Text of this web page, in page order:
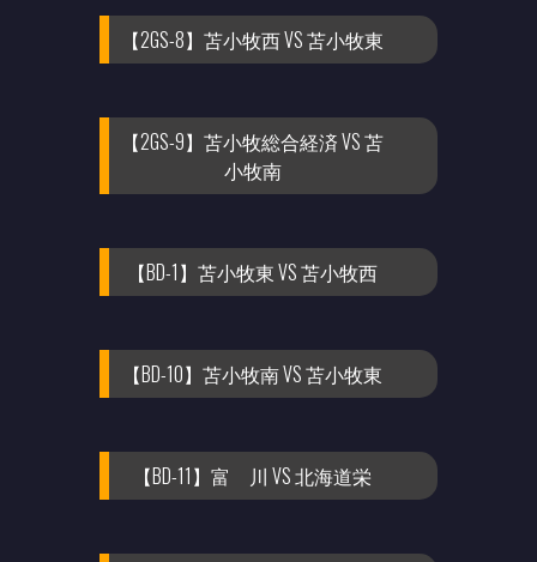
【2GS-8】苫小牧西 VS 苫小牧東
【2GS-9】苫小牧総合経済 VS 苫
小牧南
【BD-1】苫小牧東 VS 苫小牧西
【BD-10】苫小牧南 VS 苫小牧東
【BD-11】富 川 VS 北海道栄